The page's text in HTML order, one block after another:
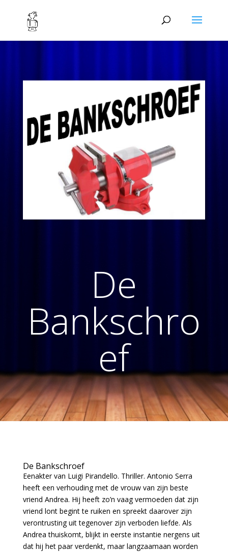
De
Bankschro
ef
De Bankschroef
Eenakter van Luigi Pirandello. Thriller. Antonio Serra
heeft een verhouding met de vrouw van zijn beste
vriend Andrea. Hij heeft zo’n vaag vermoeden dat zijn
vriend lont begint te ruiken en spreekt daarover zijn
verontrusting uit tegenover zijn verboden liefde. Als
Andrea thuiskomt, blijkt in eerste instantie nergens uit
dat hij het paar verdenkt, maar langzaamaan worden